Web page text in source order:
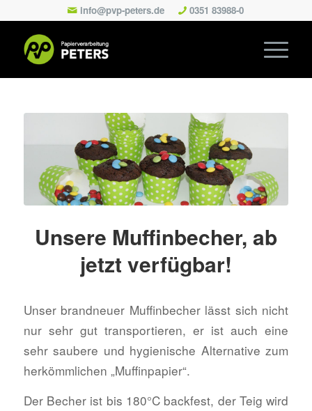
info@pvp-peters.de 0351 83988-0
Unsere Muffinbecher, ab
jetzt verfügbar!
Unser brandneuer Muffinbecher lässt sich nicht
nur sehr gut transportieren, er ist auch eine
sehr saubere und hygienische Alternative zum
herkömmlichen „Muffinpapier“.
Der Becher ist bis 180°C backfest, der Teig wird